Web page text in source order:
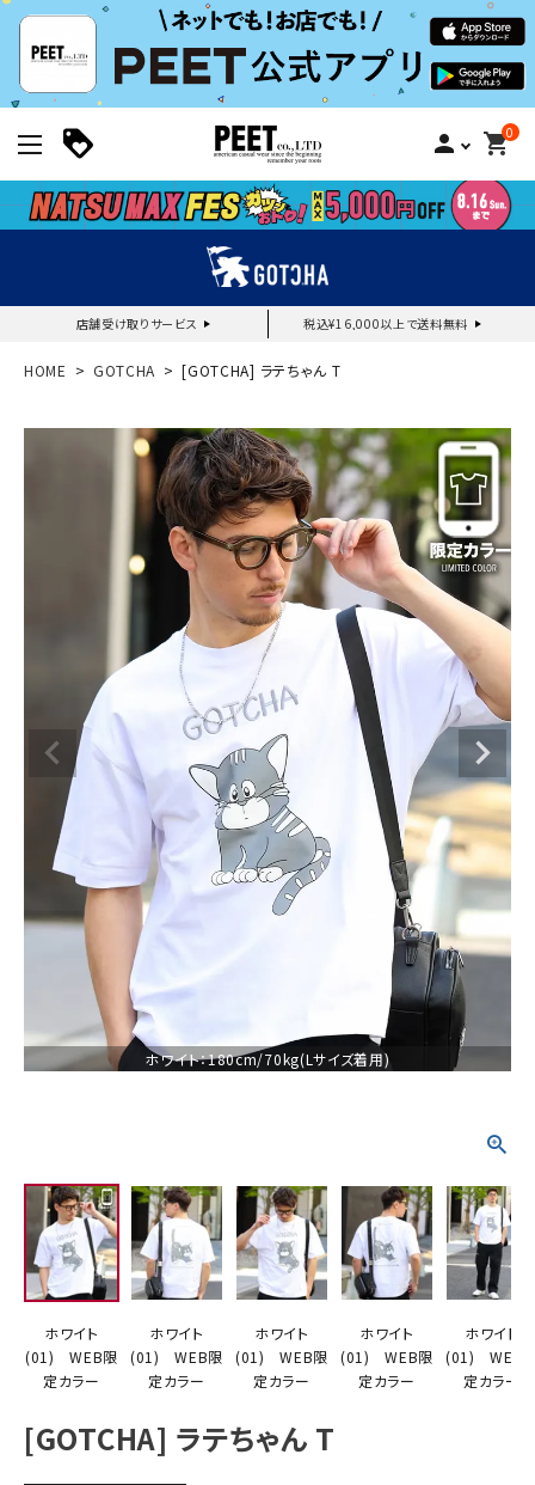
person 0
shopping_cart
店舗受け取りサービス 税込¥16,000以上で送料無料
新規会員登録｜ログイン
ご利用ガイド
search
ブランドメニュー
カテゴリー
スタイリング
ニュース・特集
ランキング
お問い合わせ
HOME GOTCHA [GOTCHA] ラテちゃん T
ホワイト：180cm/70kg(Lサイズ着用)
ホワイト
(01) WEB限
定カラー
ホワイト
(01) WEB限
定カラー
ホワイト
(01) WEB限
定カラー
ホワイト
(01) WEB限
定カラー
ホワイト
(01) WEB
定カラー
[GOTCHA] ラテちゃん T